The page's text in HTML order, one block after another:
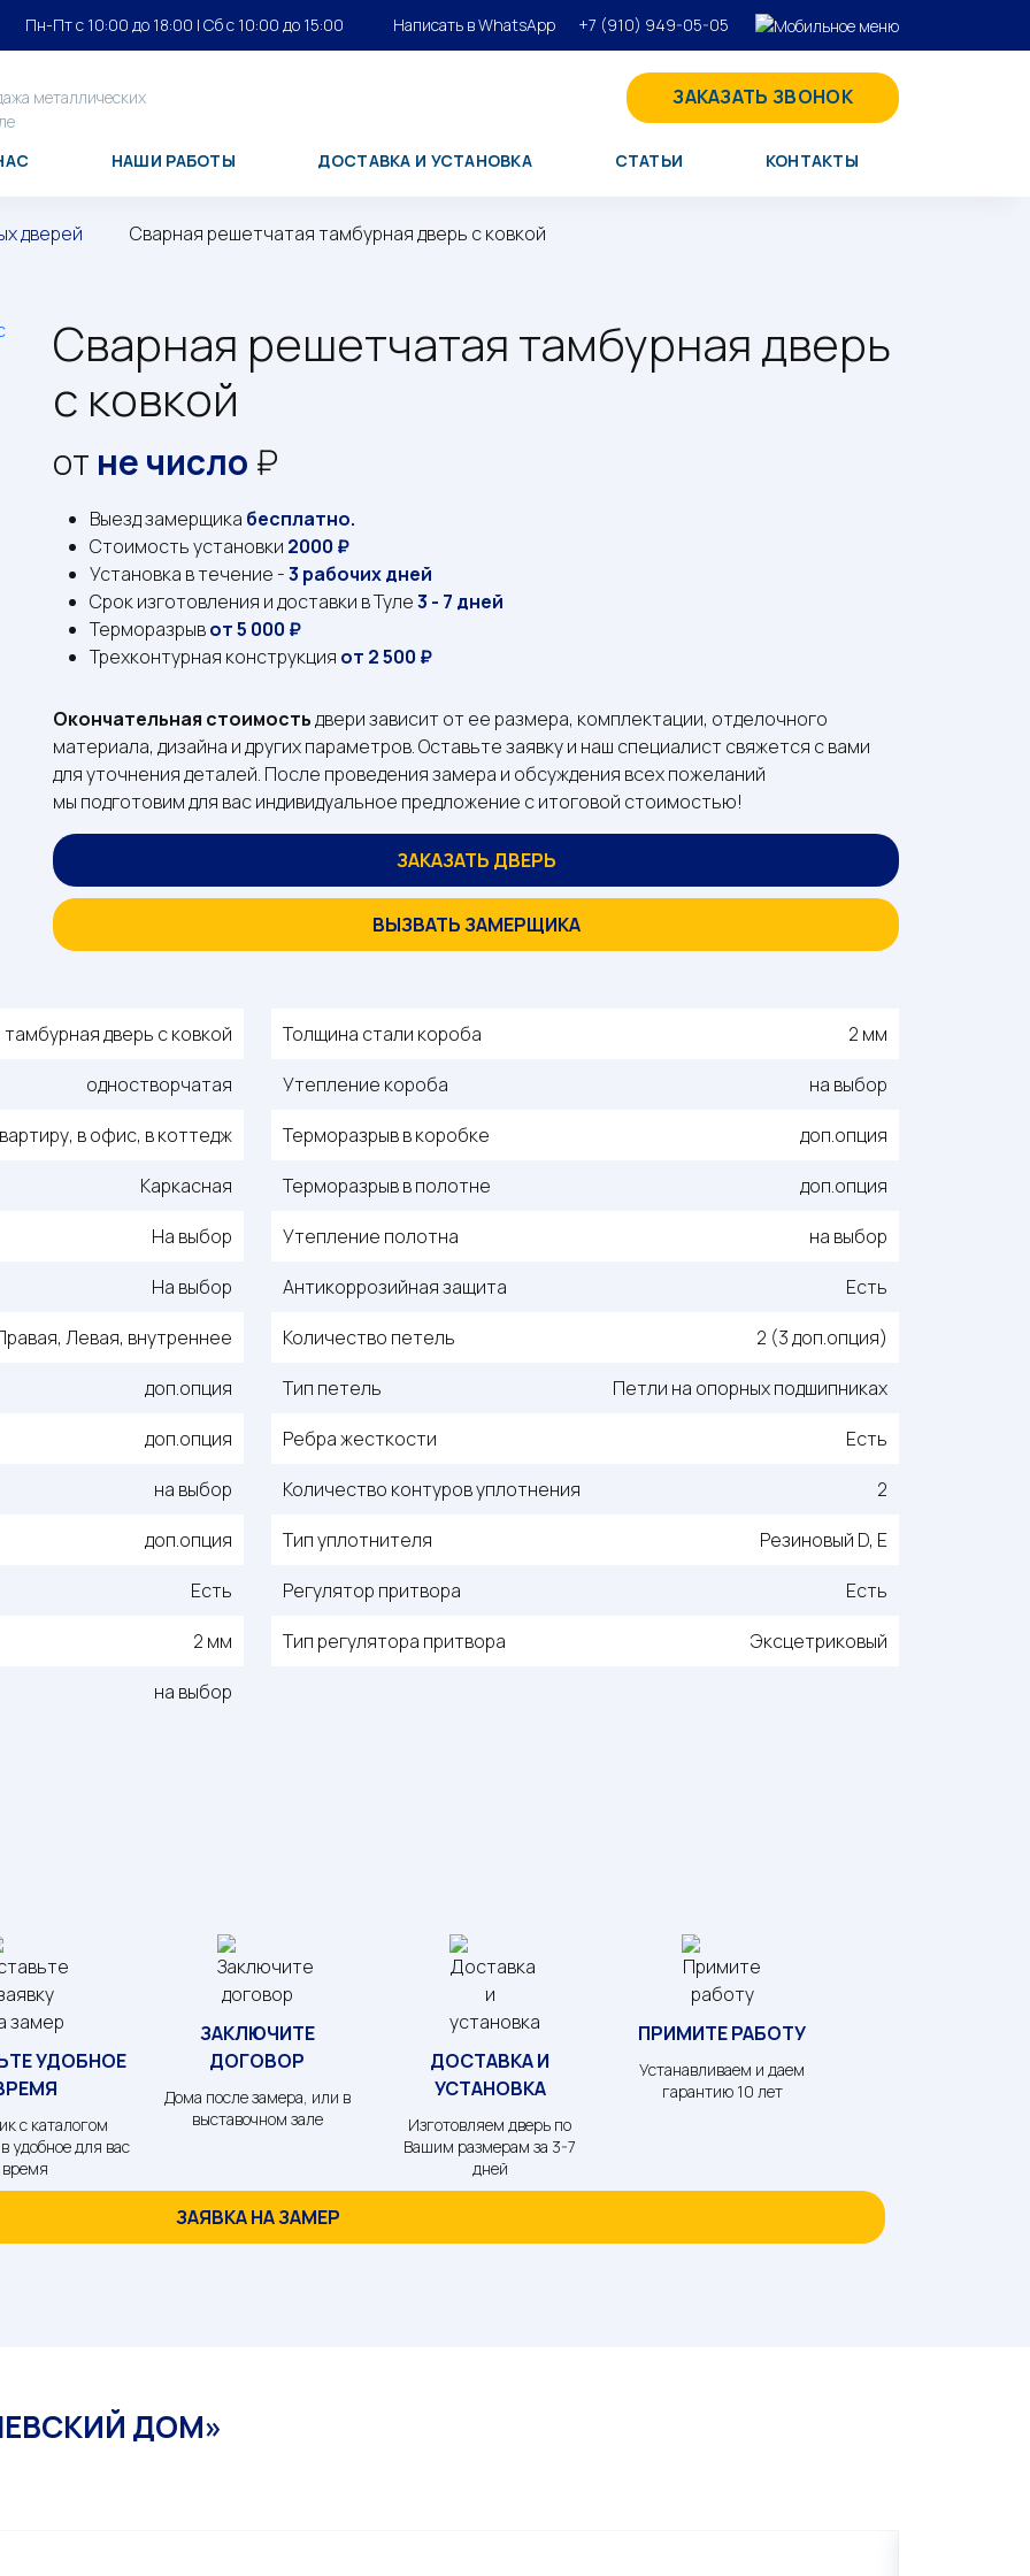
Пн-Пт с 10:00 до 18:00 | Cб с 10:00 до 15:00 Написать в WhatsApp +7 (910) 949-05-05
металлических
ЗАКАЗАТЬ ЗВОНОК
НАШИ РАБОТЫ ДОСТАВКА И УСТАНОВКА СТАТЬИ КОНТАКТЫ
дверей Сварная решетчатая тамбурная дверь с ковкой
Сварная решетчатая тамбурная дверь
с ковкой
от не число ₽
Выезд замерщика бесплатно.
Стоимость установки 2000 ₽
Установка в течение -3 рабочих дней
Срок изготовления и доставки в Туле3 - 7 дней
Терморазрывот 5 000 ₽
Трехконтурная конструкция от 2 500 ₽
Окончательная стоимостьдвери зависит от ее размера, комплектации, отделочного
материала, дизайна и других параметров. Оставьте заявку и наш специалист свяжется с вами
для уточнения деталей. После проведения замера и обсуждения всех пожеланий
мы подготовим для вас индивидуальное предложение с итоговой стоимостью!
ЗАКАЗАТЬ ДВЕРЬ
ВЫЗВАТЬ ЗАМЕРЩИКА
дверь с ковкой
одностворчатая
в офис, в коттедж
Каркасная
На выбор
На выбор
Левая, внутреннее
доп.опция
доп.опция
на выбор
доп.опция
Есть
2 мм
на выбор
Толщина стали короба
2 мм
Утепление короба
на выбор
Терморазрыв в коробке
доп.опция
Терморазрыв в полотне
доп.опция
Утепление полотна
на выбор
Антикоррозийная защита
Есть
Количество петель
2 (3 доп.опция)
Тип петель
Петли на опорных подшипниках
Ребра жесткости
Есть
Количество контуров уплотнения
2
Тип уплотнителя
Резиновый D, E
Регулятор притвора
Есть
Тип регулятора притвора
Эксцетриковый
УДОБНОЕ
с каталогом
удобное для вас
время
ЗАКЛЮЧИТЕ
ДОГОВОР
Дома после замера, или в
выставочном зале
ДОСТАВКА И
УСТАНОВКА
Изготовляем дверь по
Вашим размерам за 3-7
дней
ПРИМИТЕ РАБОТУ
Устанавливаем и даем
гарантию 10 лет
ЗАЯВКА НА ЗАМЕР
ДОМ»